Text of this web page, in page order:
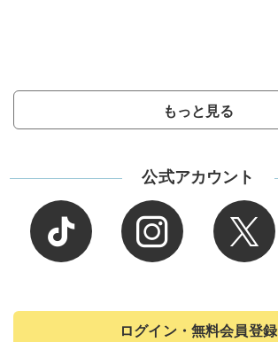
もっと見る
公式アカウント
ログイン・無料会員登録